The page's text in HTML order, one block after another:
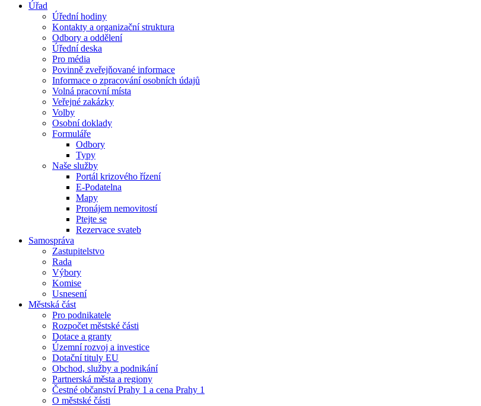
Úřad
Úřední hodiny
Kontakty a organizační struktura
Odbory a oddělení
Úřední deska
Pro média
Povinně zveřejňované informace
Informace o zpracování osobních údajů
Volná pracovní místa
Veřejné zakázky
Volby
Osobní doklady
Formuláře
Odbory
Typy
Naše služby
Portál krizového řízení
E-Podatelna
Mapy
Pronájem nemovitostí
Ptejte se
Rezervace svateb
Samospráva
Zastupitelstvo
Rada
Výbory
Komise
Usnesení
Městská část
Pro podnikatele
Rozpočet městské části
Dotace a granty
Územní rozvoj a investice
Dotační tituly EU
Obchod, služby a podnikání
Partnerská města a regiony
Čestné občanství Prahy 1 a cena Prahy 1
O městské části